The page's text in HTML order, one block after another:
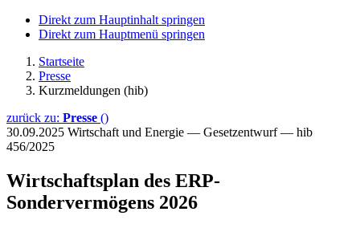
Direkt zum Hauptinhalt springen
Direkt zum Hauptmenü springen
Startseite
Presse
Kurzmeldungen (hib)
zurück zu: Presse ()
30.09.2025 Wirtschaft und Energie — Gesetzentwurf — hib
456/2025
Wirtschaftsplan des ERP-
Sondervermögens 2026